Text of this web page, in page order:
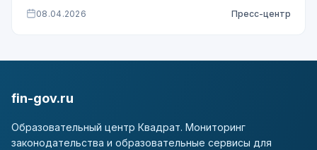
08.04.2026 Пресс-центр
fin-gov.ru
Образовательный центр Квадрат. Мониторинг
законодательства и образовательные сервисы для